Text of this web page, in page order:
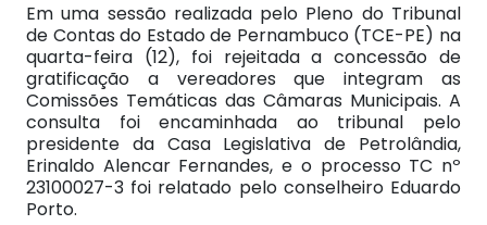
Em uma sessão realizada pelo Pleno do Tribunal
de Contas do Estado de Pernambuco (TCE-PE) na
quarta-feira (12), foi rejeitada a concessão de
gratificação a vereadores que integram as
Comissões Temáticas das Câmaras Municipais. A
consulta foi encaminhada ao tribunal pelo
presidente da Casa Legislativa de Petrolândia,
Erinaldo Alencar Fernandes, e o processo TC nº
23100027-3 foi relatado pelo conselheiro Eduardo
Porto.